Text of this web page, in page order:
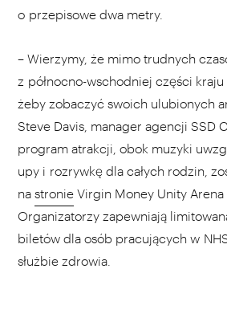
o przepisowe dwa metry.
– Wierzymy, że mimo trudnych
z północno-wschodniej części kraju
żeby zobaczyć swoich ulubionych
Steve Davis, manager agencji SSD
program atrakcji, obok muzyki
upy i rozrywkę dla całych rodzin,
na stronie Virgin Money Unity Arena
Organizatorzy zapewniają
biletów dla osób pracujących w
służbie zdrowia.